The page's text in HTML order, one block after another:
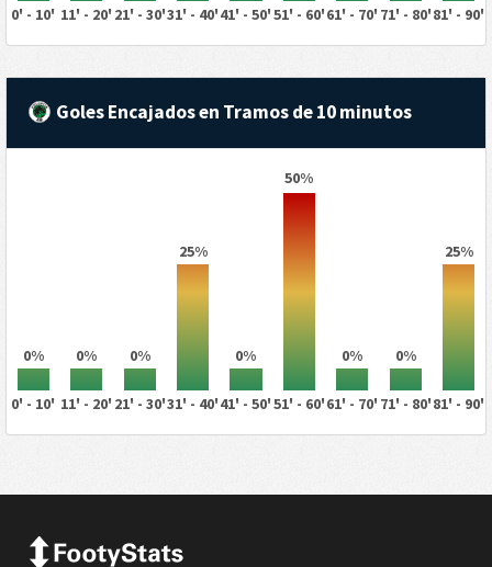
0' - 10' 11' - 20' 21' - 30'31' - 40'41' - 50'51' - 60'61' - 70' 71' - 80'81' - 90'
Goles Encajados en Tramos de 10 minutos
0% 0% 0%
25%
0%
50%
0% 0%
25%
0' - 10' 11' - 20' 21' - 30'31' - 40'41' - 50'51' - 60'61' - 70' 71' - 80'81' - 90'